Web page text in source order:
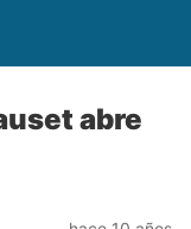
abre